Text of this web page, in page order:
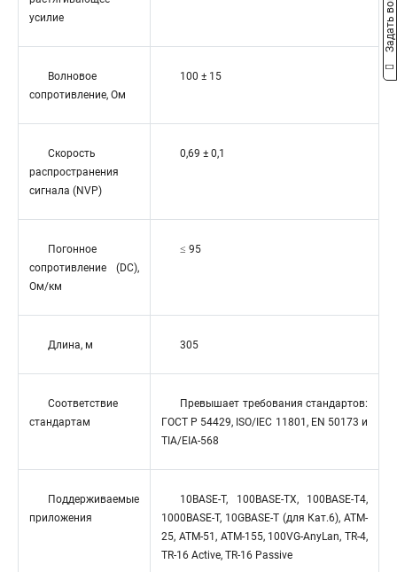
усилие
Волновое
сопротивление, Ом
100 ± 15
Скорость
распространения
сигнала (NVP)
0,69 ± 0,1
Погонное
сопротивление (DC),
Ом/км
≤ 95
Длина, м 305
Соответствие
стандартам
Превышает требования стандартов:
ГОСТ Р 54429, ISO/IEC 11801, EN 50173 и
TIA/EIA-568
Поддерживаемые
приложения
10BASE-T, 100BASE-TX, 100BASE-T4,
1000BASE-T, 10GBASE-T (для Кат.6), ATM-
25, ATM-51, ATM-155, 100VG-AnyLan, TR-4,
TR-16 Active, TR-16 Passive